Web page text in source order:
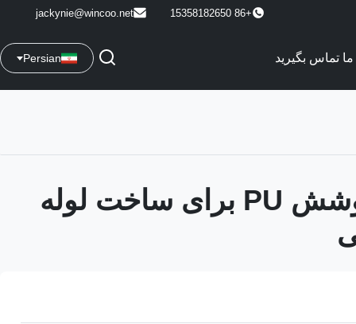
+86 15358182650
jackynie@wincoo.net
ما تماس بگیرید Persian
رولر های پوشش PU برای ساخت لوله